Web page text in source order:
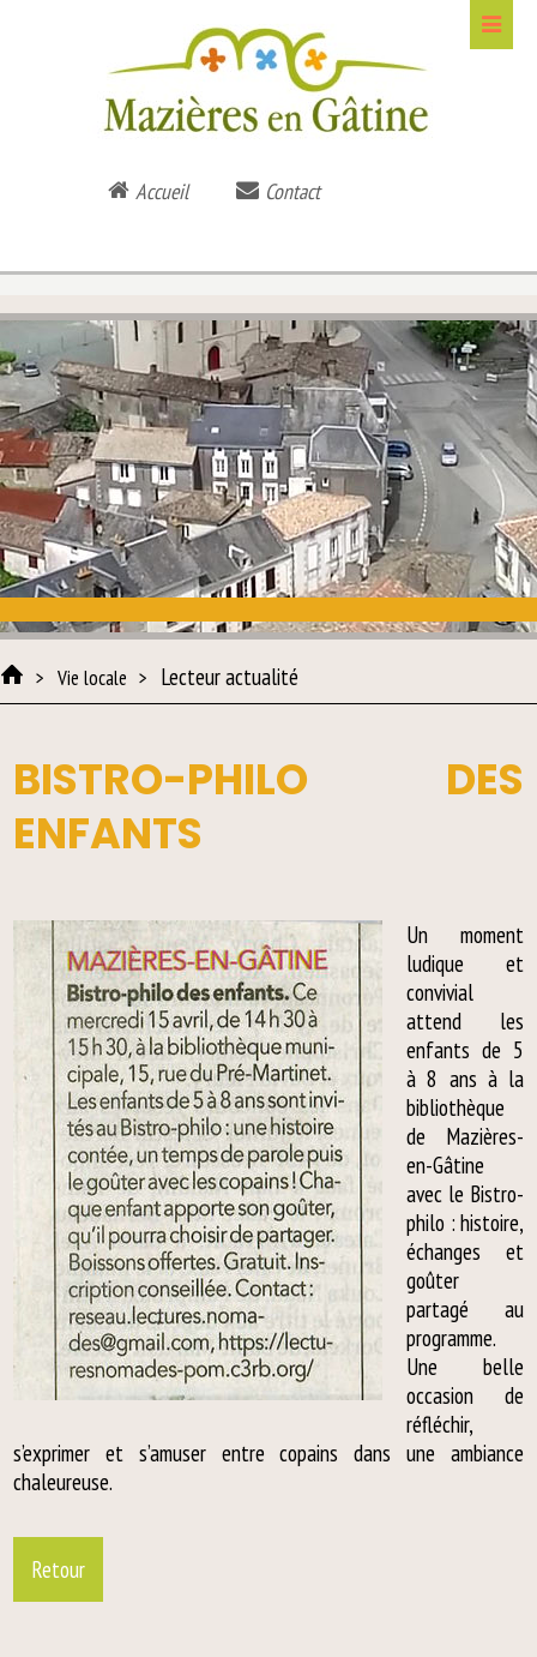
Accueil Contact
Vie locale Lecteur actualité
BISTRO-PHILO DES
ENFANTS
Un moment
ludique et
convivial
attend les
enfants de 5
à 8 ans à la
bibliothèque
de Mazières-
en-Gâtine
avec le Bistro-
philo : histoire,
échanges et
goûter
partagé au
programme.
Une belle
occasion de
réfléchir,
s’exprimer et s’amuser entre copains dans une ambiance
chaleureuse.
Retour